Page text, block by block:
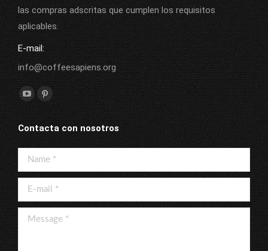
las compras adscritas que cumplen los requisitos
aplicables.
E-mail:
info@coffeesapiens.org
Find us on:
YouTube
page
opens
in
new
window
Pinterest
page
opens
in
new
window
Contacta con nosotros
Name *
E-mail *
Message *